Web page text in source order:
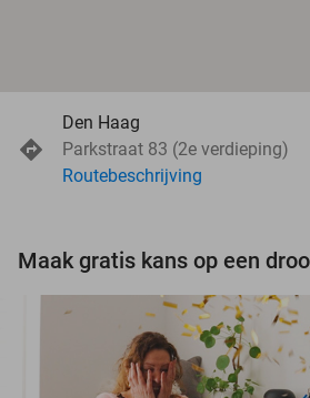
Den Haag
Parkstraat 83 (2e verdieping)
Routebeschrijving